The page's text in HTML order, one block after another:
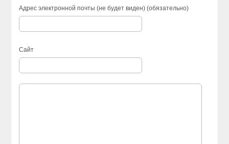
Адрес электронной почты (не будет виден) (обязательно)
Сайт